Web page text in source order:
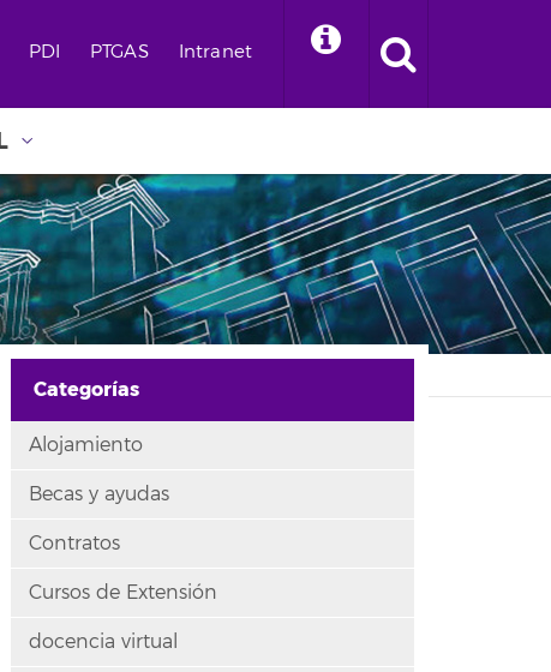
PDI PTGAS Intranet
Categorías
Alojamiento
Becas y ayudas
Contratos
Cursos de Extensión
docencia virtual